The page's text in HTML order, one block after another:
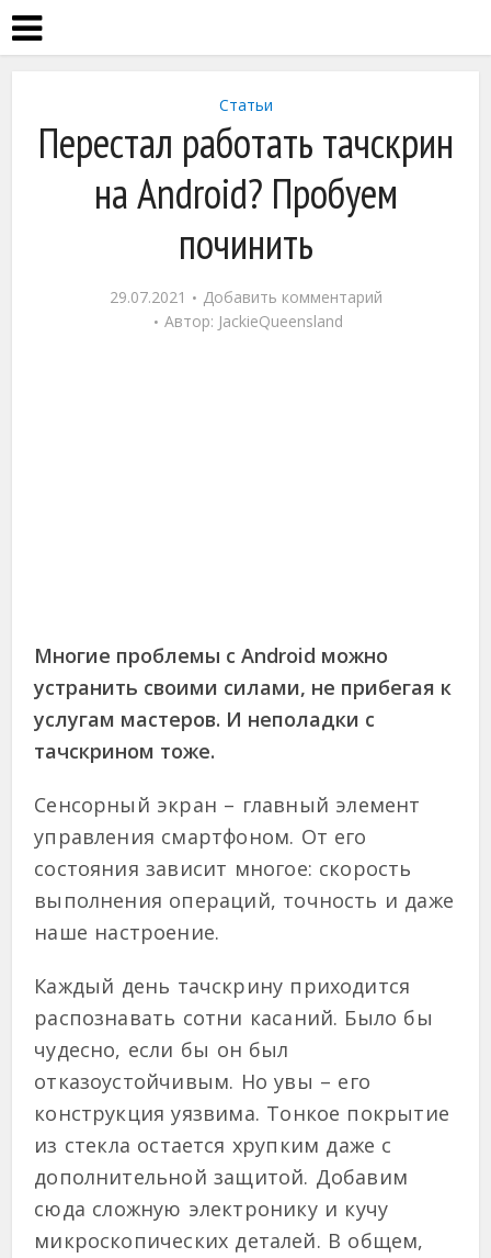
Статьи
Перестал работать тачскрин
на Android? Пробуем
починить
29.07.2021
Добавить комментарий
Автор: JackieQueensland
Многие проблемы с Android можно
устранить своими силами, не прибегая к
услугам мастеров. И неполадки с
тачскрином тоже.
Сенсорный экран – главный элемент
управления смартфоном. От его
состояния зависит многое: скорость
выполнения операций, точность и даже
наше настроение.
Каждый день тачскрину приходится
распознавать сотни касаний. Было бы
чудесно, если бы он был
отказоустойчивым. Но увы – его
конструкция уязвима. Тонкое покрытие
из стекла остается хрупким даже с
дополнительной защитой. Добавим
сюда сложную электронику и кучу
микроскопических деталей. В общем,